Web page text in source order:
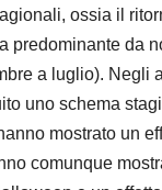
ossia il
predominante da
a luglio). Negli
uno schema
mostrato un
comunque